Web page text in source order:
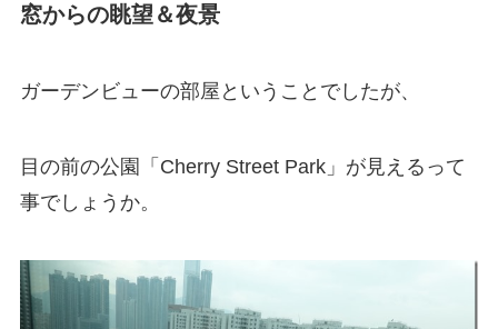
窓からの眺望＆夜景
ガーデンビューの部屋ということでしたが、
目の前の公園「Cherry Street Park」が見えるって
事でしょうか。